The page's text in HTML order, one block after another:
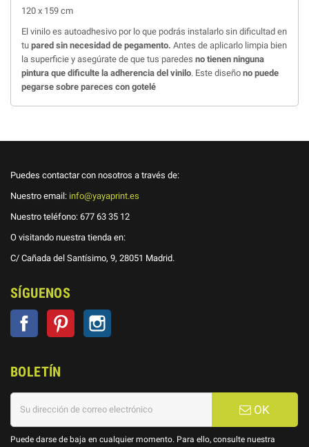
120 x 159 cm
El vinilo es autoadhesivo por lo que podrás instalarlo sin dificultad en
tu pared sin necesidad de pegamento. Antes de aplicarlo limpia bien
la superficie y asegúrate de que tus paredes no tienen ninguna
pintura que dificulte la adherencia del vinilo. Este diseño no puede
pegarse sobre pareces con gotelé
Puedes contactar con nosotros a través de:
Nuestro email: info@yayaprint.es
Nuestro teléfono: 677 63 35 12
O visitando nuestra tienda en:
C/ Cañada del Santísimo, 9, 28051 Madrid.
SÍGUENOS
Facebook Pinterest
BOLETÍN
OK
Puede darse de baja en cualquier momento. Para ello, consulte nuestra